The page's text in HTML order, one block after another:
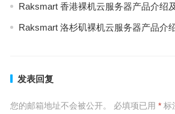
Raksmart 香港裸机云服务器产品介绍
Raksmart 洛杉矶裸机云服务器产品介
发表回复
您的邮箱地址不会被公开。 必填项已用 *标